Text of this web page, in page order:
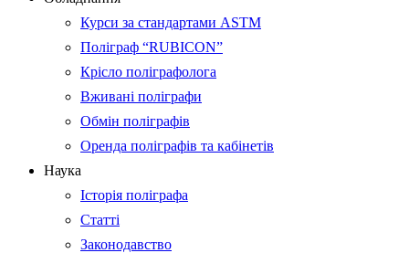
Курси за стандартами ASTM
Поліграф “RUBICON”
Крісло поліграфолога
Вживані поліграфи
Обмін поліграфів
Оренда поліграфів та кабінетів
Наука
Історія поліграфа
Статті
Законодавство